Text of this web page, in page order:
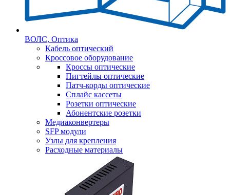
ВОЛС, Оптика
Кабель оптический
Кроссовое оборудование
Кроссы оптические
Пигтейлы оптические
Патч-корды оптические
Сплайс кассеты
Розетки оптические
Абонентские розетки
Медиаконвертеры
SFP модули
Узлы для крепления
Расходные материалы